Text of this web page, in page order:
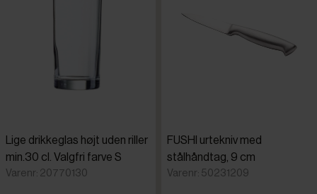
Lige drikkeglas højt uden riller
min.30 cl. Valgfri farve S
Varenr: 20770130
FUSHI urtekniv med
stålhåndtag, 9 cm
Varenr: 50231209